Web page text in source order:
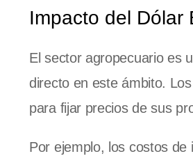
Impacto del Dólar
El sector agropecuario es
directo en este ámbito.
para fijar precios de sus
Por ejemplo, los costos